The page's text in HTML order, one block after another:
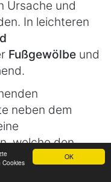
OK
Cookies
Ursache und
In leichteren
Fußgewölbe und
neben dem
welche den
ein weiteres
der